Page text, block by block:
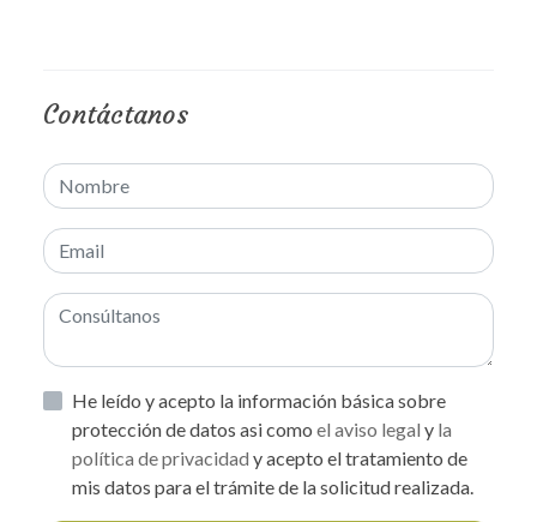
Contáctanos
He leído y acepto la información básica sobre
protección de datos asi como el aviso legal y la
política de privacidad y acepto el tratamiento de
mis datos para el trámite de la solicitud realizada.